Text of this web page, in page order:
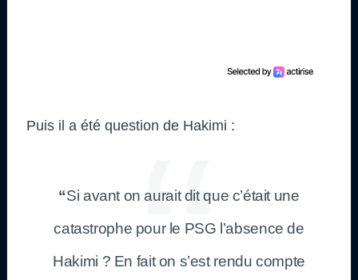
Puis il a été question de Hakimi :
“Si avant on aurait dit que c’était une
catastrophe pour le PSG l’absence de
Hakimi ? En fait on s’est rendu compte